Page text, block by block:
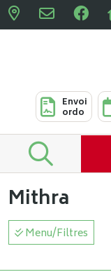
Envoi
ordo
Mithra
Menu/Filtres